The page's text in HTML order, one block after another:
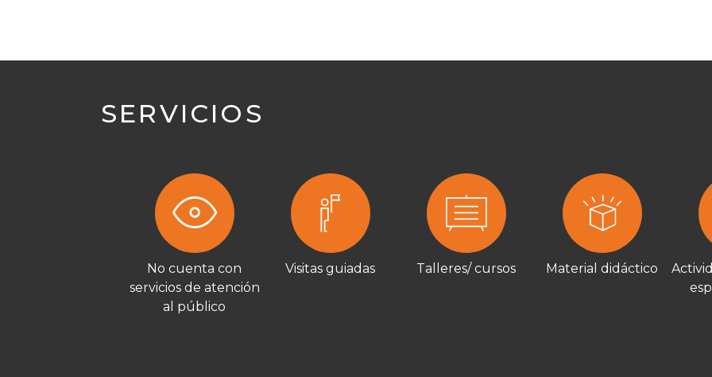
SERVICIOS
No cuenta con
servicios de atención
al público
Visitas guiadas Talleres/ cursos Material didáctico